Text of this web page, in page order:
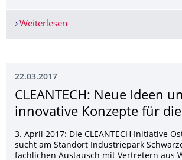
Weiterlesen
22.03.2017
CLEANTECH: Neue Ideen
innovative Konzepte für
3. April 2017: Die CLEANTECH Initiative
sucht am Standort Industriepark
fachlichen Austausch mit Vertretern aus